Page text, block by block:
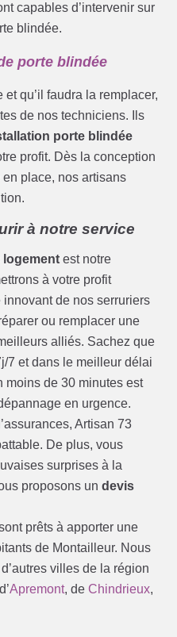
capables d’intervenir sur
blindée.
porte blindée
qu’il faudra la remplacer,
de nos techniciens. Ils
porte blindée
profit. Dès la conception
en place, nos artisans
à notre service
logement est notre
à votre profit
innovant de nos serruriers
ou remplacer une
alliés. Sachez que
7 et dans le meilleur délai
moins de 30 minutes est
en urgence.
Artisan 73
De plus, vous
surprises à la
proposons undevis
prêts à apporter une
de Montailleur. Nous
villes de la région
Apremont, deChindrieux,